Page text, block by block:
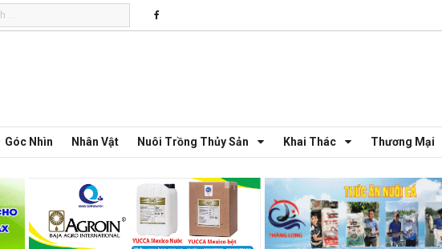
Góc Nhìn Nhân Vật Nuôi Trồng Thủy Sản Khai Thác Thương Mại